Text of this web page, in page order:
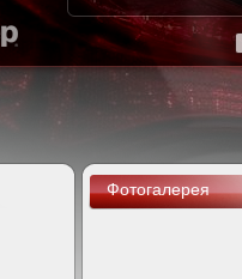
Фотогалерея